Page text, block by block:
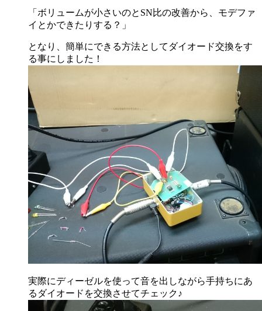
「ボリュームが小さいのとSN比の改善から、モデファ
イとかできたりする？」
となり、簡単にできる方法としてダイオード交換をす
る事にしました！
実際にディーゼルを使って音を出しながら手持ちにあ
るダイオードを交換させてチェック♪